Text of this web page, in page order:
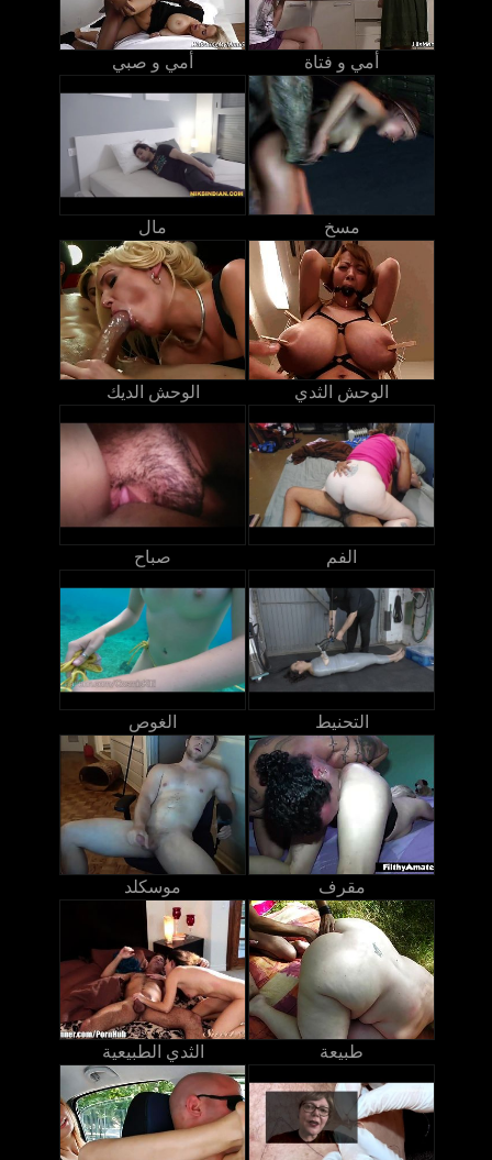
أمي و صبي أمي و فتاة
مال مسخ
الوحش الديك الوحش الثدي
صباح الفم
الغوص التحنيط
موسكلد مقرف
الثدي الطبيعية طبيعة